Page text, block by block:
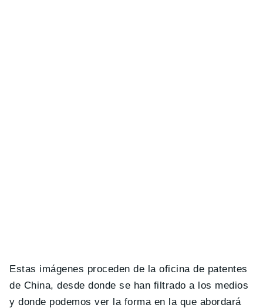
Estas imágenes proceden de la oficina de patentes
de China, desde donde se han filtrado a los medios
y donde podemos ver la forma en la que abordará